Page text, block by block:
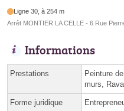
Ligne 30, à 254 m
Arrêt MONTIER LA CELLE - 6 Rue
Informations
Prestations
Peinture
murs,
Forme juridique